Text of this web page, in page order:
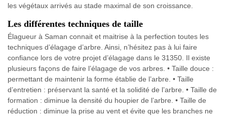
les végétaux arrivés au stade maximal de son croissance.
Les différentes techniques de taille
Élagueur à Saman connait et maitrise à la perfection toutes les
techniques d’élagage d’arbre. Ainsi, n’hésitez pas à lui faire
confiance lors de votre projet d’élagage dans le 31350. Il existe
plusieurs façons de faire l’élagage de vos arbres. • Taille douce :
permettant de maintenir la forme établie de l’arbre. • Taille
d’entretien : préservant la santé et la solidité de l’arbre. • Taille de
formation : diminue la densité du houpier de l’arbre. • Taille de
réduction : diminue la prise au vent et évite que les branches ne